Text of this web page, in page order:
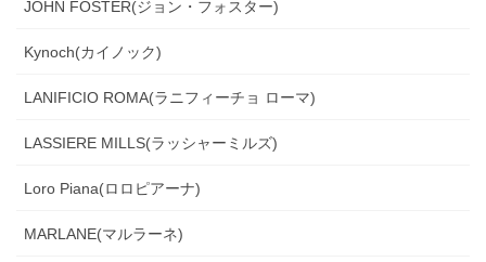
JOHN FOSTER(ジョン・フォスター)
Kynoch(カイノック)
LANIFICIO ROMA(ラニフィーチョ ローマ)
LASSIERE MILLS(ラッシャーミルズ)
Loro Piana(ロロピアーナ)
MARLANE(マルラーネ)